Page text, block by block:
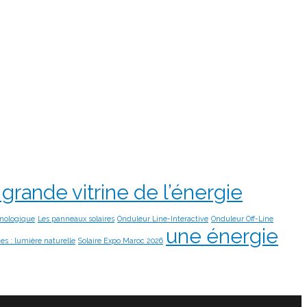
vitrine de l’énergie
Les panneaux solaires Onduleur Line-Interactive Onduleur Off-Line
: lumière naturelle Solaire Expo Maroc 2026 une énergie